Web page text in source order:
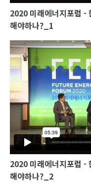
2020 미래에너지포럼 -
해야하나?_1
2020 미래에너지포럼 -
해야하나?_2